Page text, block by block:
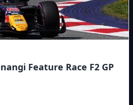
Feature Race F2 GP